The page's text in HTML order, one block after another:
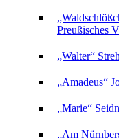
Preußisches
„Walter“
„Amadeus“
„Marie“
„Am